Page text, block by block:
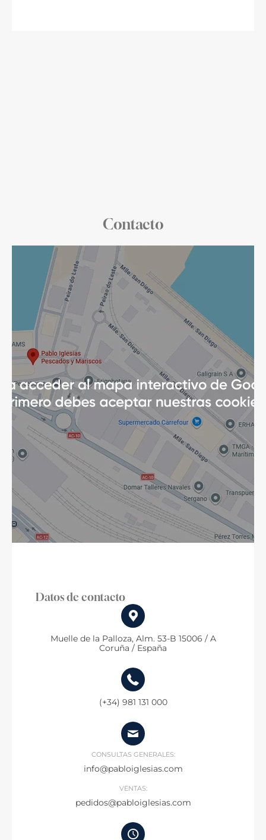
Contacto
Datos de contacto
Muelle de la Palloza, Alm. 53-B 15006 / A
Coruña / España
(+34) 981 131 000
CONSULTAS GENERALES:
info@pabloiglesias.com
VENTAS:
pedidos@pabloiglesias.com